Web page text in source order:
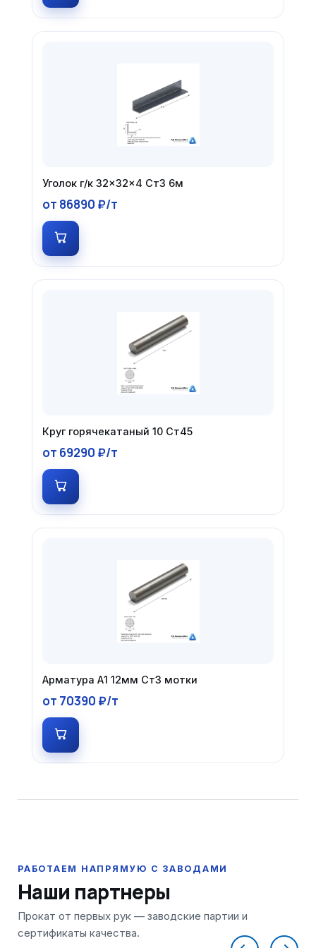
Уголок г/к 32×32×4 Ст3 6м
от 86890 ₽/т
Круг горячекатаный 10 Ст45
от 69290 ₽/т
Арматура А1 12мм Ст3 мотки
от 70390 ₽/т
Наши партнеры